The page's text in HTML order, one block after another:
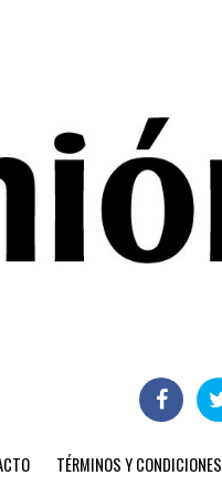
TÉRMINOS Y CONDICIONES